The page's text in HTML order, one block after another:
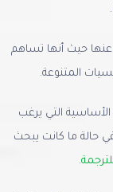
حيث أنها تساهم
المتنوعة.
التي يرغب
حالة ما كانت يبحث
.